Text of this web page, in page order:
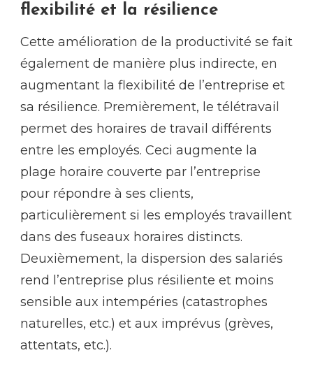
flexibilité et la résilience
Cette amélioration de la productivité se fait
également de manière plus indirecte, en
augmentant la flexibilité de l’entreprise et
sa résilience. Premièrement, le télétravail
permet des horaires de travail différents
entre les employés. Ceci augmente la
plage horaire couverte par l’entreprise
pour répondre à ses clients,
particulièrement si les employés travaillent
dans des fuseaux horaires distincts.
Deuxièmement, la dispersion des salariés
rend l’entreprise plus résiliente et moins
sensible aux intempéries (catastrophes
naturelles, etc.) et aux imprévus (grèves,
attentats, etc.).